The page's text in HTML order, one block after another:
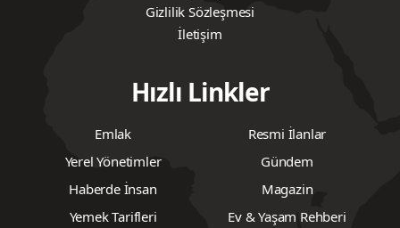
Gizlilik Sözleşmesi
İletişim
Hızlı Linkler
Emlak
Resmi İlanlar
Yerel Yönetimler
Gündem
Haberde İnsan
Magazin
Yemek Tarifleri
Ev & Yaşam Rehberi